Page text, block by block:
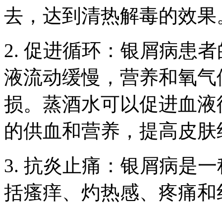
去，达到清热解毒的效果
2. 促进循环：银屑病患
液流动缓慢，营养和氧
损。蒸酒水可以促进血
的供血和营养，提高皮
3. 抗炎止痛：银屑病是
括瘙痒、灼热感、疼痛